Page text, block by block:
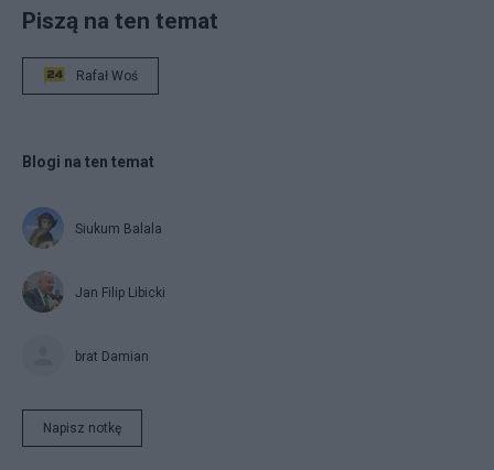
Piszą na ten temat
Rafał Woś
Blogi na ten temat
Siukum Balala
Jan Filip Libicki
brat Damian
Napisz notkę